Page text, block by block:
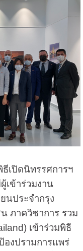
ปิดนิทรรศการฯ
เข้าร่วมงาน
นประจำกรุง
ภาควิชาการ รวม
เข้าร่วมพิธี
องปรามการแพร่